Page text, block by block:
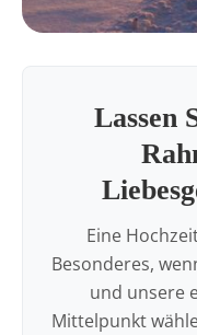
Lassen
Eine
Besonderes,
und unsere
Mittelpunkt